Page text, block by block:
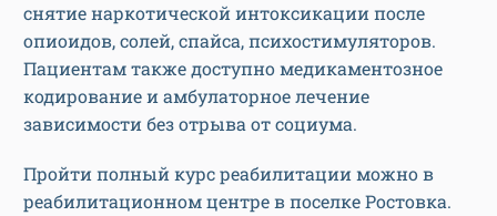
снятие наркотической интоксикации после
опиоидов, солей, спайса, психостимуляторов.
Пациентам также доступно медикаментозное
кодирование и амбулаторное лечение
зависимости без отрыва от социума.
Пройти полный курс реабилитации можно в
реабилитационном центре в поселке Ростовка.